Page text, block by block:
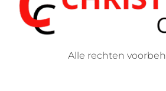
Alle rechten